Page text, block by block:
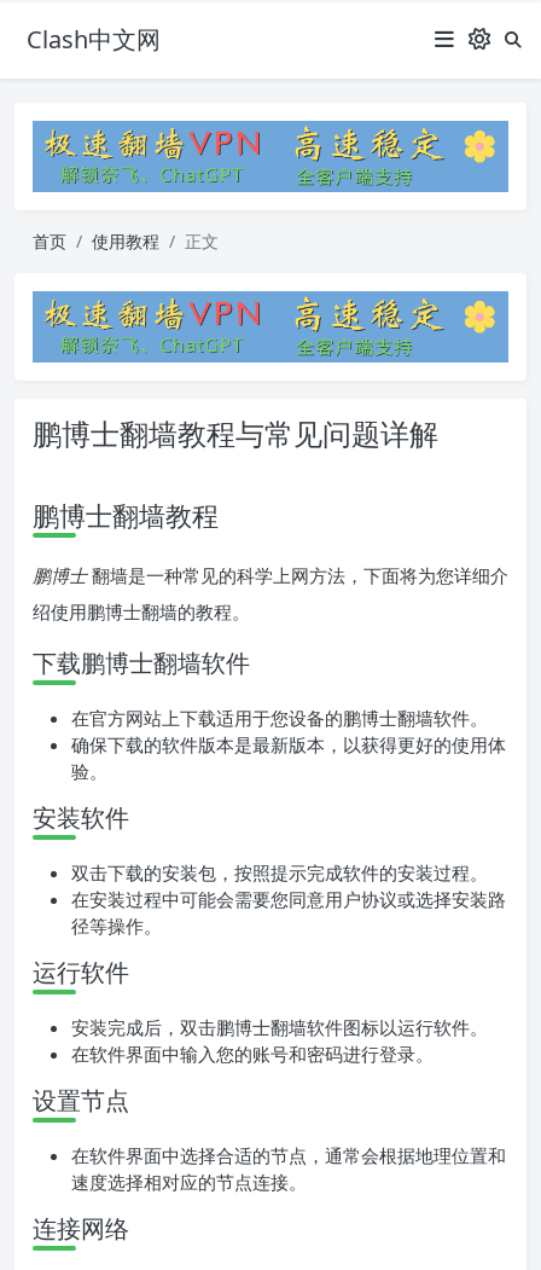
Clash中文网
首页 使用教程 正文
鹏博士翻墙教程与常见问题详解
鹏博士翻墙教程
鹏博士翻墙是一种常见的科学上网方法，下面将为您详细介
绍使用鹏博士翻墙的教程。
下载鹏博士翻墙软件
在官方网站上下载适用于您设备的鹏博士翻墙软件。
确保下载的软件版本是最新版本，以获得更好的使用体
验。
安装软件
双击下载的安装包，按照提示完成软件的安装过程。
在安装过程中可能会需要您同意用户协议或选择安装路
径等操作。
运行软件
安装完成后，双击鹏博士翻墙软件图标以运行软件。
在软件界面中输入您的账号和密码进行登录。
设置节点
在软件界面中选择合适的节点，通常会根据地理位置和
速度选择相对应的节点连接。
连接网络